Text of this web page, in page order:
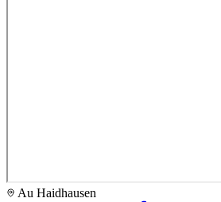
Au Haidhausen